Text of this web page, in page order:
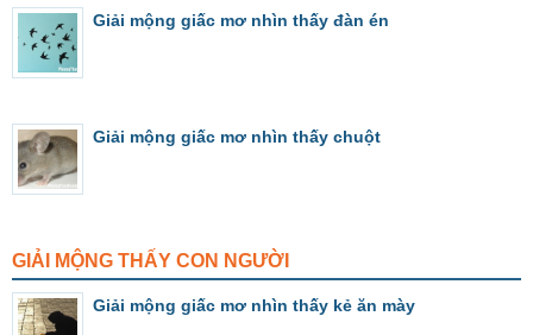
Giải mộng giấc mơ nhìn thấy đàn én
Giải mộng giấc mơ nhìn thấy chuột
GIẢI MỘNG THẤY CON NGƯỜI
Giải mộng giấc mơ nhìn thấy kẻ ăn mày